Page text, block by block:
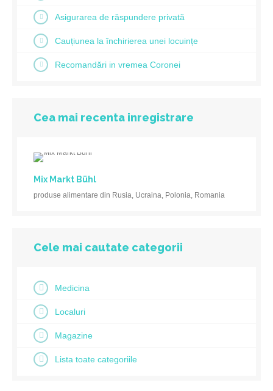
Asigurarea de răspundere privată
Cauțiunea la închirierea unei locuințe
Recomandări in vremea Coronei
Cea mai recenta inregistrare
Mix Markt Bühl
produse alimentare din Rusia, Ucraina, Polonia, Romania
Cele mai cautate categorii
Medicina
Localuri
Magazine
Lista toate categoriile